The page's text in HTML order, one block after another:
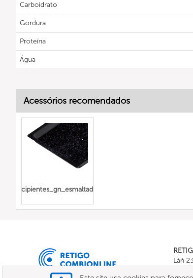
Carboidrato
Gordura
Proteína
Água
Acessórios recomendados
recipientes_gn_esmaltados
Láň